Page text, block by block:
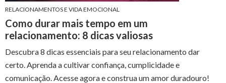
RELACIONAMENTOS E VIDA EMOCIONAL
Como durar mais tempo em um
relacionamento: 8 dicas valiosas
Descubra 8 dicas essenciais para seu relacionamento dar
certo. Aprenda a cultivar confiança, cumplicidade e
comunicação. Acesse agora e construa um amor duradouro!